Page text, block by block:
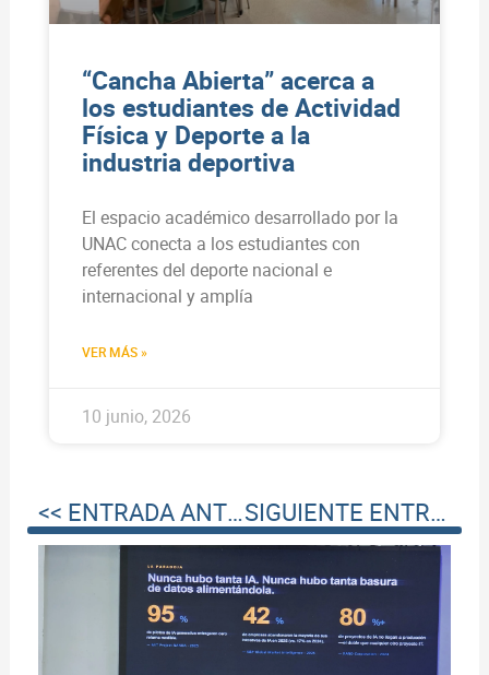
“Cancha Abierta” acerca a
los estudiantes de Actividad
Física y Deporte a la
industria deportiva
El espacio académico desarrollado por la
UNAC conecta a los estudiantes con
referentes del deporte nacional e
internacional y amplía
VER MÁS »
10 junio, 2026
<< ENTRADA ANTERIOR SIGUIENTE ENTRADA >>